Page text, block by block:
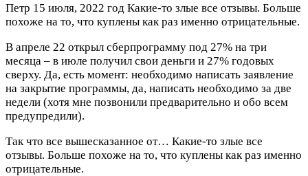
Петр 15 июля, 2022 год Какие-то злые все отзывы. Больше
похоже на то, что куплены как раз именно отрицательные.
В апреле 22 открыл сберпрограмму под 27% на три
месяца – в июле получил свои деньги и 27% годовых
сверху. Да, есть момент: необходимо написать заявление
на закрытие программы, да, написать необходимо за две
недели (хотя мне позвонили предварительно и обо всем
предупредили).
Так что все вышесказанное от… Какие-то злые все
отзывы. Больше похоже на то, что куплены как раз именно
отрицательные.